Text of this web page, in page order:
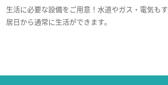
生活に必要な設備をご用意！水道やガス・電気も
居日から通常に生活ができます。